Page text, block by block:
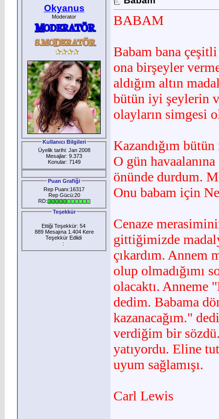
Okyanus
Moderator
Kullanıcı Bilgileri
Üyelik tarihi: Jan 2008
Mesajlar: 9.373
Konular: 7149
Puan Grafiği
Rep Puanı:16317
Rep Gücü:20
RD:
Teşekkür
Ettiği Teşekkür: 54
889 Mesajına 1.404 Kere
Teşekkür Edlidi
:
BABAM
Babam bana
ona birşeyler
aldığım altın
bütün iyi şeylerin
olayların simgesi
Kazandığım
O gün
önünde durdum.
Onu babam için
Cenaze
gittiğimizde
çıkardım. Annem
olup olmadığımı
olacaktı. Anneme
dedim. Babama
kazanacağım."
verdiğim bir
yatıyordu. Eline
uyum sağlamışı.
Carl Lewis